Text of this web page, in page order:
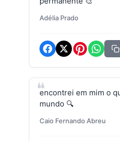
Adélia Prado
encontrei em mim o
mundo 🔍
Caio Fernando Abreu